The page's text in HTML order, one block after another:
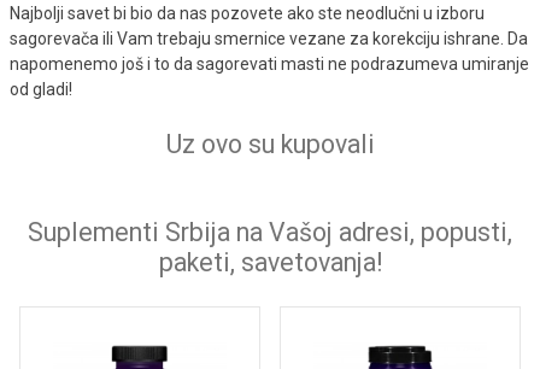
Najbolji savet bi bio da nas pozovete ako ste neodlučni u izboru
sagorevača ili Vam trebaju smernice vezane za korekciju ishrane. Da
napomenemo još i to da sagorevati masti ne podrazumeva umiranje
od gladi!
Uz ovo su kupovali
Suplementi Srbija na Vašoj adresi, popusti,
paketi, savetovanja!